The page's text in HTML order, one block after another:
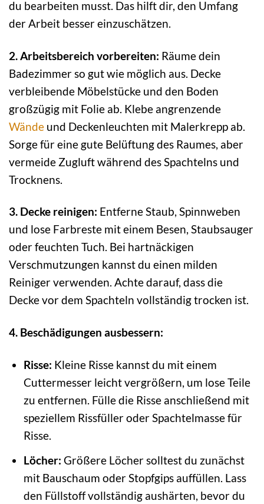
du bearbeiten musst. Das hilft dir, den Umfang
der Arbeit besser einzuschätzen.
2. Arbeitsbereich vorbereiten: Räume dein
Badezimmer so gut wie möglich aus. Decke
verbleibende Möbelstücke und den Boden
großzügig mit Folie ab. Klebe angrenzende
Wände und Deckenleuchten mit Malerkrepp ab.
Sorge für eine gute Belüftung des Raumes, aber
vermeide Zugluft während des Spachtelns und
Trocknens.
3. Decke reinigen: Entferne Staub, Spinnweben
und lose Farbreste mit einem Besen, Staubsauger
oder feuchten Tuch. Bei hartnäckigen
Verschmutzungen kannst du einen milden
Reiniger verwenden. Achte darauf, dass die
Decke vor dem Spachteln vollständig trocken ist.
4. Beschädigungen ausbessern:
Risse: Kleine Risse kannst du mit einem
Cuttermesser leicht vergrößern, um lose Teile
zu entfernen. Fülle die Risse anschließend mit
speziellem Rissfüller oder Spachtelmasse für
Risse.
Löcher: Größere Löcher solltest du zunächst
mit Bauschaum oder Stopfgips auffüllen. Lass
den Füllstoff vollständig aushärten, bevor du